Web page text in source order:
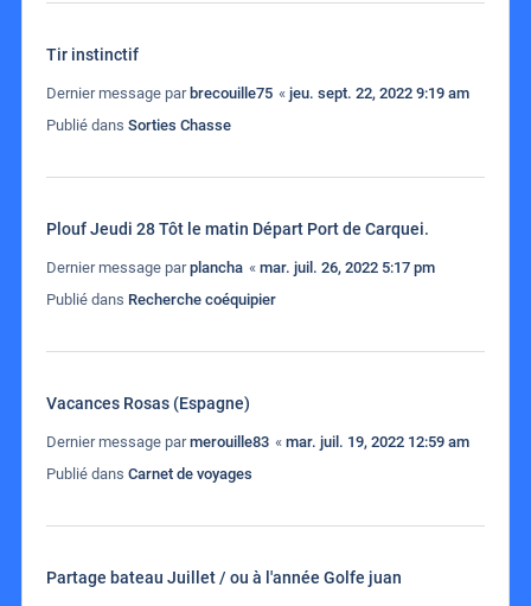
Tir instinctif
Dernier message par brecouille75 « jeu. sept. 22, 2022 9:19 am
Publié dans Sorties Chasse
Plouf Jeudi 28 Tôt le matin Départ Port de Carquei.
Dernier message parplancha « mar. juil. 26, 2022 5:17 pm
Publié dans Recherche coéquipier
Vacances Rosas (Espagne)
Dernier message parmerouille83 « mar. juil. 19, 2022 12:59 am
Publié dans Carnet de voyages
Partage bateau Juillet / ou à l'année Golfe juan